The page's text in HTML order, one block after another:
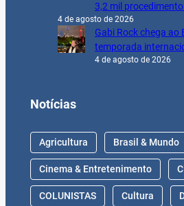
3,2 mil
4 de agosto de 2026
Gabi Rock chega ao
temporada
4 de agosto de 2026
Notícias
Agricultura Brasil & Mundo
Cinema & Entretenimento
COLUNISTAS Cultura